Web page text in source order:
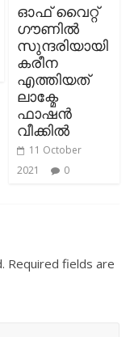
ഓഫ് വൈറ്റ്
ഗൗണിൽ
സുന്ദരിയായി
കരീന
എത്തിയത്
ലാക്മേ
ഫാഷൻ
വീക്കിൽ
11 October
2021
0
Required fields are